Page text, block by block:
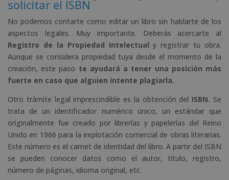
solicitar el ISBN
No podemos contarte como editar un libro sin hablarte de los
aspectos legales. Muy importante. Deberás acercarte al
Registro de la Propiedad Intelectual y registrar tu obra.
Aunque se considera propiedad tuya desde el momento de la
creación, este paso te ayudará a tener una posición más
fuerte en caso que alguien intente plagiarla.
Otro trámite legal imprescindible es la obtención del ISBN. Se
trata de un identificador numérico único, un estándar que
originalmente fue creado por librerías y papelerías del Reino
Unido en 1966 para la explotación comercial de obras literarias.
Este número es el carnet de identidad del libro. A partir del ISBN
se pueden conocer datos como el autor, título, registro,
número de páginas, idioma original, etc.